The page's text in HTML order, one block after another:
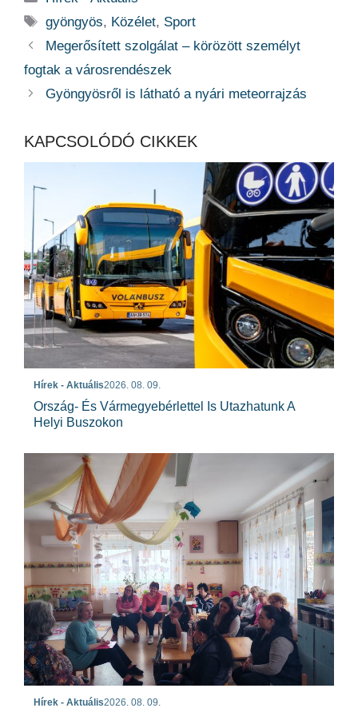
Címkék
gyöngyös, Közélet, Sport
Megerősített szolgálat – körözött személyt
fogtak a városrendészek
Gyöngyösről is látható a nyári meteorrajzás
KAPCSOLÓDÓ CIKKEK
Hírek - Aktuális2026. 08. 09.
Ország- És Vármegyebérlettel Is Utazhatunk A
Helyi Buszokon
Hírek - Aktuális2026. 08. 09.